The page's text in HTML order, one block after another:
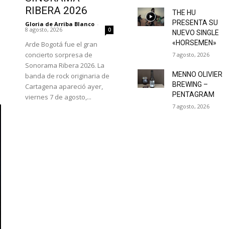
RIBERA 2026
Gloria de Arriba Blanco -
8 agosto, 2026 0
Arde Bogotá fue el gran
concierto sorpresa de
Sonorama Ribera 2026. La
banda de rock originaria de
Cartagena apareció ayer,
viernes 7 de agosto,...
THE HU
PRESENTA SU
NUEVO SINGLE
«HORSEMEN»
7 agosto, 2026
MENNO OLIVIER
BREWING –
PENTAGRAM
7 agosto, 2026